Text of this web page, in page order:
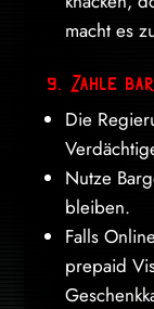
macht es
9. Zahle
Die
Nutze
bleiben.
Falls
prepaid